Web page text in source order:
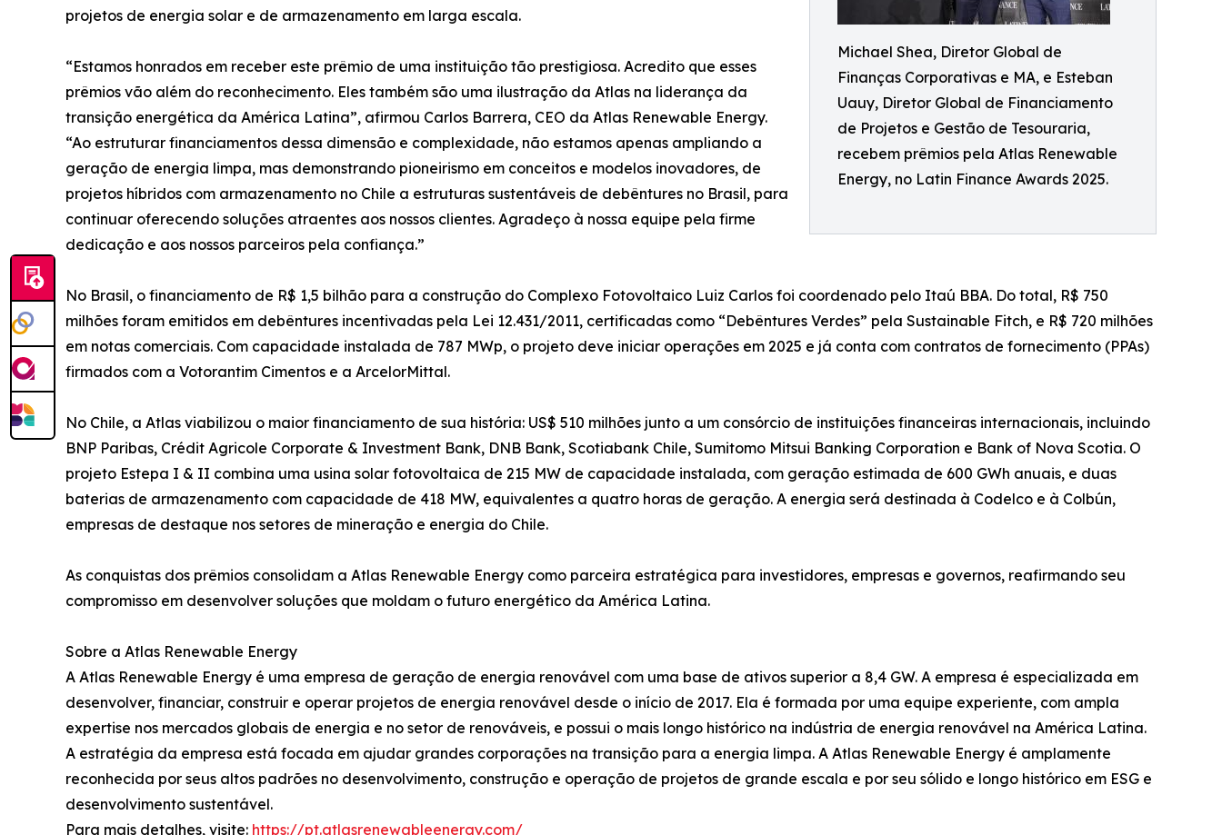
Michael Shea, Diretor Global de
Finanças Corporativas e MA, e Esteban
Uauy, Diretor Global de Financiamento
de Projetos e Gestão de Tesouraria,
recebem prêmios pela Atlas Renewable
Energy, no Latin Finance Awards 2025.
projetos de energia solar e de armazenamento em larga escala.
“Estamos honrados em receber este prêmio de uma instituição tão prestigiosa. Acredito que esses
prêmios vão além do reconhecimento. Eles também são uma ilustração da Atlas na liderança da
transição energética da América Latina”, afirmou Carlos Barrera, CEO da Atlas Renewable Energy.
“Ao estruturar financiamentos dessa dimensão e complexidade, não estamos apenas ampliando a
geração de energia limpa, mas demonstrando pioneirismo em conceitos e modelos inovadores, de
projetos híbridos com armazenamento no Chile a estruturas sustentáveis de debêntures no Brasil, para
continuar oferecendo soluções atraentes aos nossos clientes. Agradeço à nossa equipe pela firme
dedicação e aos nossos parceiros pela confiança.”
No Brasil, o financiamento de R$ 1,5 bilhão para a construção do Complexo Fotovoltaico Luiz Carlos foi coordenado pelo Itaú BBA. Do total, R$ 750
milhões foram emitidos em debêntures incentivadas pela Lei 12.431/2011, certificadas como “Debêntures Verdes” pela Sustainable Fitch, e R$ 720 milhões
em notas comerciais. Com capacidade instalada de 787 MWp, o projeto deve iniciar operações em 2025 e já conta com contratos de fornecimento (PPAs)
firmados com a Votorantim Cimentos e a ArcelorMittal.
No Chile, a Atlas viabilizou o maior financiamento de sua história: US$ 510 milhões junto a um consórcio de instituições financeiras internacionais, incluindo
BNP Paribas, Crédit Agricole Corporate & Investment Bank, DNB Bank, Scotiabank Chile, Sumitomo Mitsui Banking Corporation e Bank of Nova Scotia. O
projeto Estepa I & II combina uma usina solar fotovoltaica de 215 MW de capacidade instalada, com geração estimada de 600 GWh anuais, e duas
baterias de armazenamento com capacidade de 418 MW, equivalentes a quatro horas de geração. A energia será destinada à Codelco e à Colbún,
empresas de destaque nos setores de mineração e energia do Chile.
As conquistas dos prêmios consolidam a Atlas Renewable Energy como parceira estratégica para investidores, empresas e governos, reafirmando seu
compromisso em desenvolver soluções que moldam o futuro energético da América Latina.
Sobre a Atlas Renewable Energy
A Atlas Renewable Energy é uma empresa de geração de energia renovável com uma base de ativos superior a 8,4 GW. A empresa é especializada em
desenvolver, financiar, construir e operar projetos de energia renovável desde o início de 2017. Ela é formada por uma equipe experiente, com ampla
expertise nos mercados globais de energia e no setor de renováveis, e possui o mais longo histórico na indústria de energia renovável na América Latina.
A estratégia da empresa está focada em ajudar grandes corporações na transição para a energia limpa. A Atlas Renewable Energy é amplamente
reconhecida por seus altos padrões no desenvolvimento, construção e operação de projetos de grande escala e por seu sólido e longo histórico em ESG e
desenvolvimento sustentável.
Para mais detalhes, visite: https://pt.atlasrenewableenergy.com/